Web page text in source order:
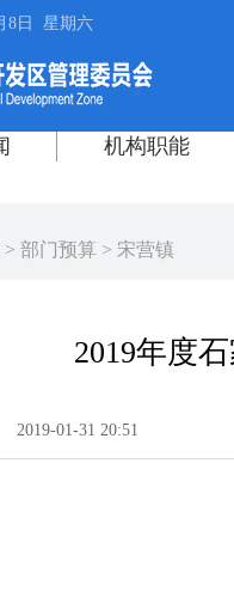
> 部门预算 > 宋营镇
2019年度
2019-01-31 20:51